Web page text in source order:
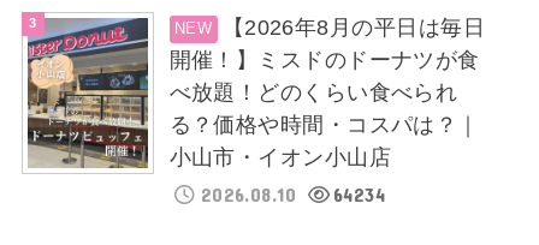
【2026年8月の平日は毎日
開催！】ミスドのドーナツが食
べ放題！どのくらい食べられ
る？価格や時間・コスパは？｜
小山市・イオン小山店
2026.08.10 64234